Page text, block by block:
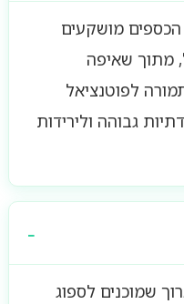
הכספים מושקעים
מתוך שאיפה
לפוטנציאל
גבוהה ולירידות
שמוכנים לספוג